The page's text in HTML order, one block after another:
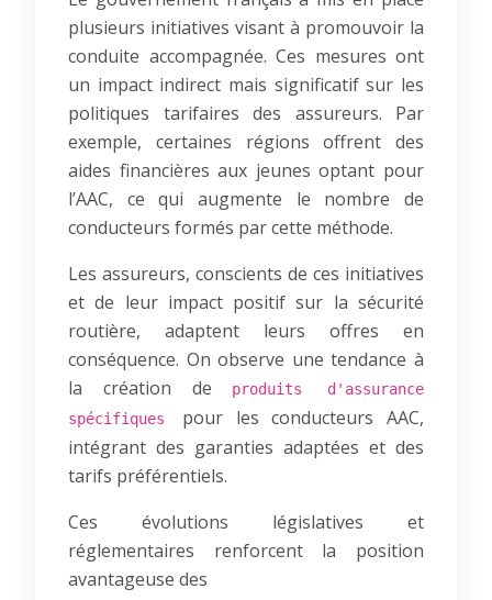
plusieurs initiatives visant à promouvoir la
conduite accompagnée. Ces mesures ont
un impact indirect mais significatif sur les
politiques tarifaires des assureurs. Par
exemple, certaines régions offrent des
aides financières aux jeunes optant pour
l’AAC, ce qui augmente le nombre de
conducteurs formés par cette méthode.
Les assureurs, conscients de ces initiatives
et de leur impact positif sur la sécurité
routière, adaptent leurs offres en
conséquence. On observe une tendance à
la création de
produits d'assurance
spécifiques pour les conducteurs AAC,
intégrant des garanties adaptées et des
tarifs préférentiels.
Ces évolutions législatives et
réglementaires renforcent la position
avantageuse des